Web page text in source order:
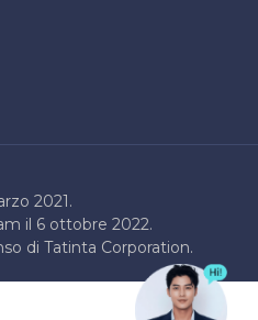
2021.
il 6 ottobre 2022.
di Tatinta Corporation.